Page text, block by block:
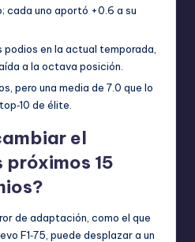
cada uno aportó +0.6 a su
podios en la actual temporada,
a la octava posición.
pero una media de 7.0 que lo
de élite.
el
próximos 15
de adaptación, como el que
F1‑75, puede desplazar a un